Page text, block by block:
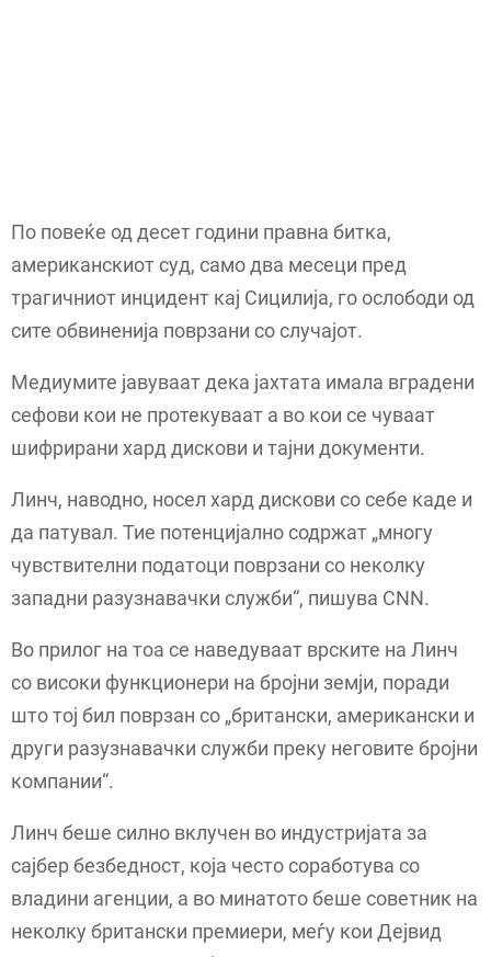
По повеќе од десет години правна битка,
американскиот суд, само два месеци пред
трагичниот инцидент кај Сицилија, го ослободи од
сите обвиненија поврзани со случајот.
Медиумите јавуваат дека јахтата имала вградени
сефови кои не протекуваат а во кои се чуваат
шифрирани хард дискови и тајни документи.
Линч, наводно, носел хард дискови со себе каде и
да патувал. Тие потенцијално содржат „многу
чувствителни податоци поврзани со неколку
западни разузнавачки служби“, пишува CNN.
Во прилог на тоа се наведуваат врските на Линч
со високи функционери на бројни земји, поради
што тој бил поврзан со „британски, американски и
други разузнавачки служби преку неговите бројни
компании“.
Линч беше силно вклучен во индустријата за
сајбер безбедност, која често соработува со
владини агенции, а во минатото беше советник на
неколку британски премиери, меѓу кои Дејвид